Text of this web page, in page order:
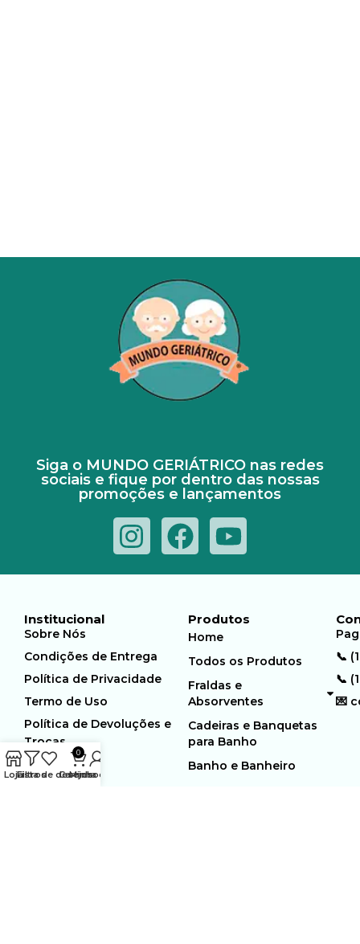
Siga o MUNDO GERIÁTRICO nas redes
sociais e fique por dentro das nossas
promoções e lançamentos
Institucional
Sobre Nós
Condições de Entrega
Política de Privacidade
Termo de Uso
Política de Devoluções e
Trocas
Produtos
Home
Todos os Produtos
Fraldas e
Absorventes
Cadeiras e Banquetas
para Banho
Banho e Banheiro
📞
📞
💌
LojaFiltros
Lista de desejos
0
Carrinho
Minha conta